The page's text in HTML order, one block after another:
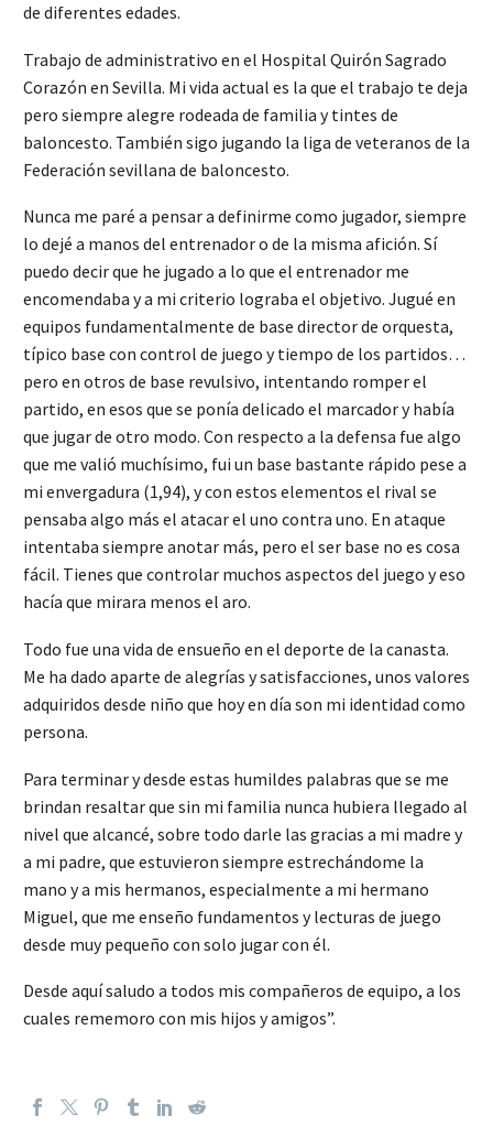
de diferentes edades.
Trabajo de administrativo en el Hospital Quirón Sagrado
Corazón en Sevilla. Mi vida actual es la que el trabajo te deja
pero siempre alegre rodeada de familia y tintes de
baloncesto. También sigo jugando la liga de veteranos de la
Federación sevillana de baloncesto.
Nunca me paré a pensar a definirme como jugador, siempre
lo dejé a manos del entrenador o de la misma afición. Sí
puedo decir que he jugado a lo que el entrenador me
encomendaba y a mi criterio lograba el objetivo. Jugué en
equipos fundamentalmente de base director de orquesta,
típico base con control de juego y tiempo de los partidos…
pero en otros de base revulsivo, intentando romper el
partido, en esos que se ponía delicado el marcador y había
que jugar de otro modo. Con respecto a la defensa fue algo
que me valió muchísimo, fui un base bastante rápido pese a
mi envergadura (1,94), y con estos elementos el rival se
pensaba algo más el atacar el uno contra uno. En ataque
intentaba siempre anotar más, pero el ser base no es cosa
fácil. Tienes que controlar muchos aspectos del juego y eso
hacía que mirara menos el aro.
Todo fue una vida de ensueño en el deporte de la canasta.
Me ha dado aparte de alegrías y satisfacciones, unos valores
adquiridos desde niño que hoy en día son mi identidad como
persona.
Para terminar y desde estas humildes palabras que se me
brindan resaltar que sin mi familia nunca hubiera llegado al
nivel que alcancé, sobre todo darle las gracias a mi madre y
a mi padre, que estuvieron siempre estrechándome la
mano y a mis hermanos, especialmente a mi hermano
Miguel, que me enseño fundamentos y lecturas de juego
desde muy pequeño con solo jugar con él.
Desde aquí saludo a todos mis compañeros de equipo, a los
cuales rememoro con mis hijos y amigos”.